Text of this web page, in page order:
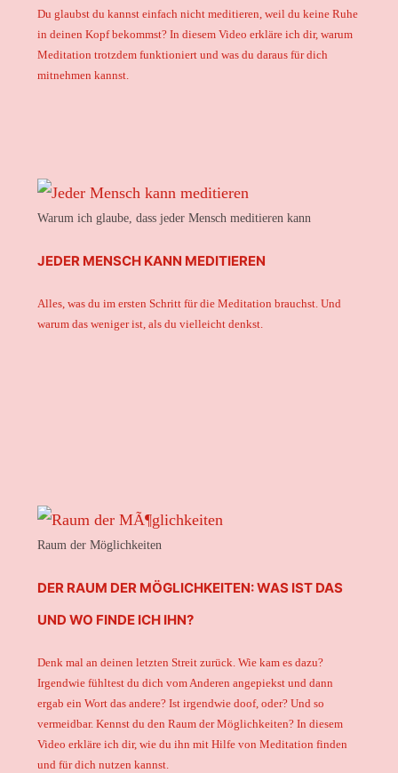
Du glaubst du kannst einfach nicht meditieren, weil du keine Ruhe
in deinen Kopf bekommst? In diesem Video erkläre ich dir, warum
Meditation trotzdem funktioniert und was du daraus für dich
mitnehmen kannst.
Warum ich glaube, dass jeder Mensch meditieren kann
JEDER MENSCH KANN MEDITIEREN
Alles, was du im ersten Schritt für die Meditation brauchst. Und
warum das weniger ist, als du vielleicht denkst.
Raum der Möglichkeiten
DER RAUM DER MÖGLICHKEITEN: WAS IST DAS
UND WO FINDE ICH IHN?
Denk mal an deinen letzten Streit zurück. Wie kam es dazu?
Irgendwie fühltest du dich vom Anderen angepiekst und dann
ergab ein Wort das andere? Ist irgendwie doof, oder? Und so
vermeidbar. Kennst du den Raum der Möglichkeiten? In diesem
Video erkläre ich dir, wie du ihn mit Hilfe von Meditation finden
und für dich nutzen kannst.